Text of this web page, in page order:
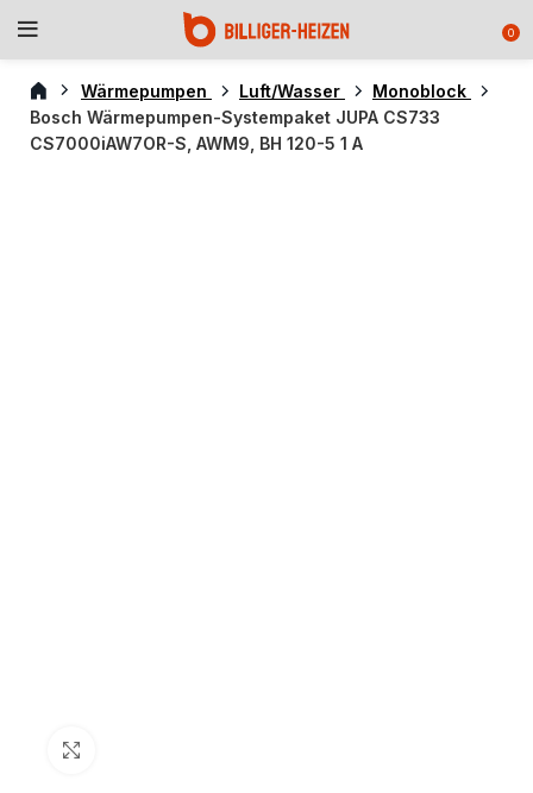
0
Wärmepumpen Luft/Wasser
Monoblock
Bosch Wärmepumpen-Systempaket JUPA CS733
CS7000iAW7OR-S, AWM9, BH 120-5 1 A